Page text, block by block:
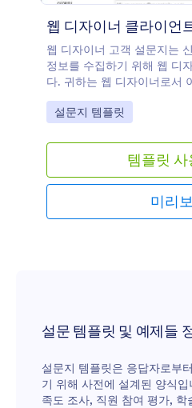
웹 디자이너 클라이언
웹 디자이너 고객 설문지는
정보를 수집하기 위해 웹 디
다. 귀하는 웹 디자이너로서
지로 귀하의 고객들을 위한
데 필요한 모든 정보를 간편
설정될 수 있으며 웹사이트
통한 공유로 제출자료들이
로 전송되게 할 수 있습니다.
서 제출된 정보에 접근할 수
도 디자인 관련 업무를 할 수
Go to Category:
설문지 템플릿
템플릿 사
미리
설문 템플릿 및 예제들
설문지 템플릿은 응답자로부
기 위해 사전에 설계된 양식
족도 조사, 직원 참여 평가,